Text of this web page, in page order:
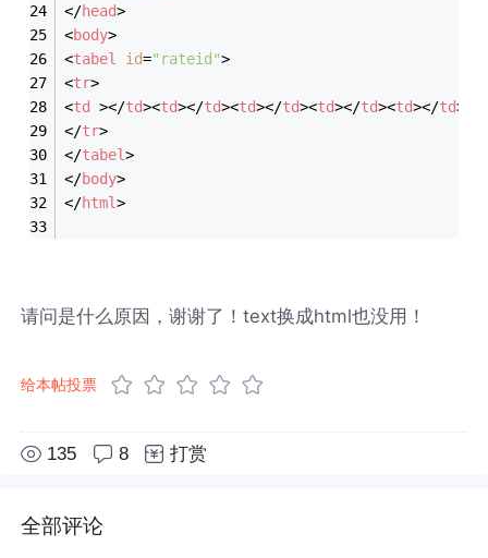
</head>
<body>
<tabel id="rateid">
<tr>
<td ></td><td></td><td></td><td></td><td></td>
</tr>
</tabel>
</body>
</html>
请问是什么原因，谢谢了！text换成html也没用！
给本帖投票
135 8 打赏
全部评论